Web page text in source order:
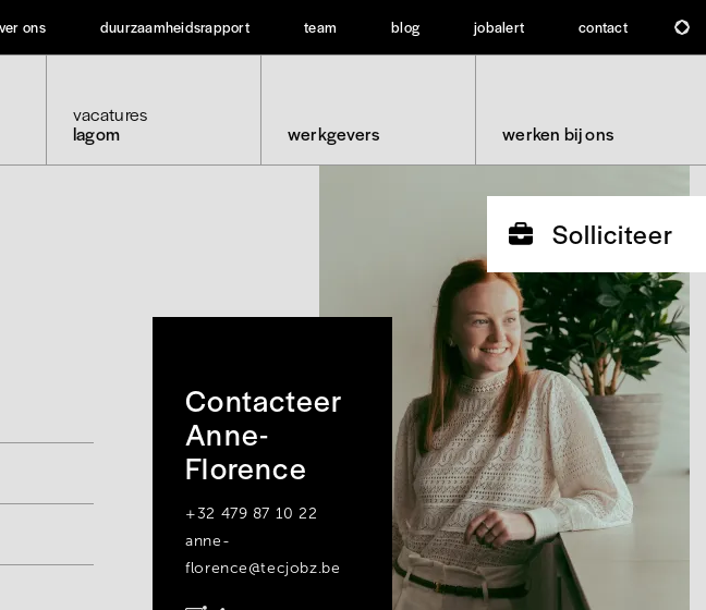
ons duurzaamheidsrapport team blog jobalert contact
vacatures
lagom werkgevers werken bij ons
Contacteer
Anne-
Florence
+32 479 87 10 22
anne-
florence@tecjobz.be
Solliciteer